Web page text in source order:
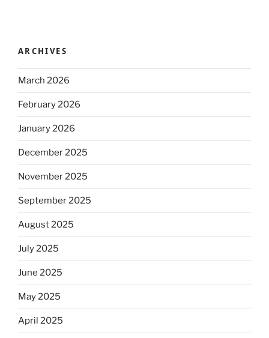
ARCHIVES
March 2026
February 2026
January 2026
December 2025
November 2025
September 2025
August 2025
July 2025
June 2025
May 2025
April 2025